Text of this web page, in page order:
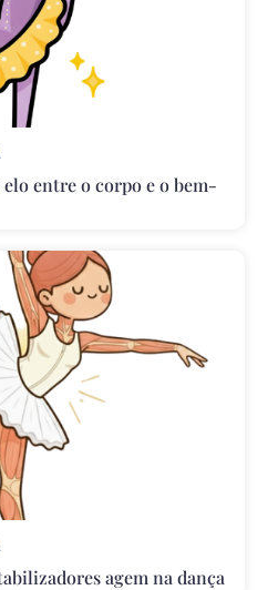
entre o corpo e o bem-
agem na dança